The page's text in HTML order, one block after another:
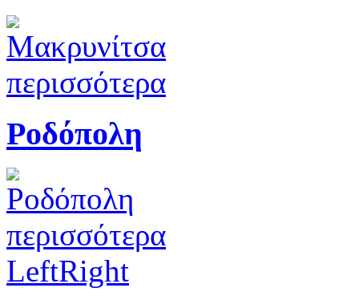
περισσότερα
Ροδόπολη
περισσότερα
LeftRight